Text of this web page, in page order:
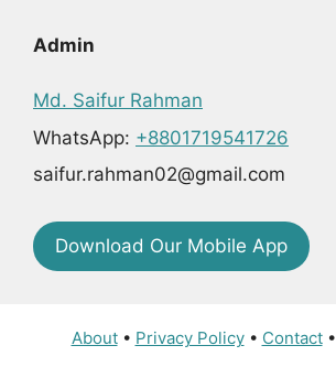
Admin
Md. Saifur Rahman
WhatsApp: +8801719541726
saifur.rahman02@gmail.com
Download Our Mobile App
About• Privacy Policy• Contact•